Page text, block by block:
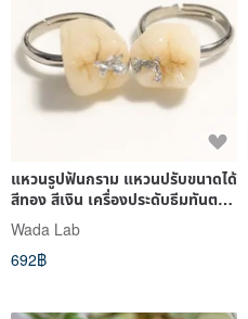
แหวนรูปฟันกราม แหวนปรับขนาดได้
สีทอง สีเงิน เครื่องประดับธีมทันต
กรรม
Wada Lab
692฿